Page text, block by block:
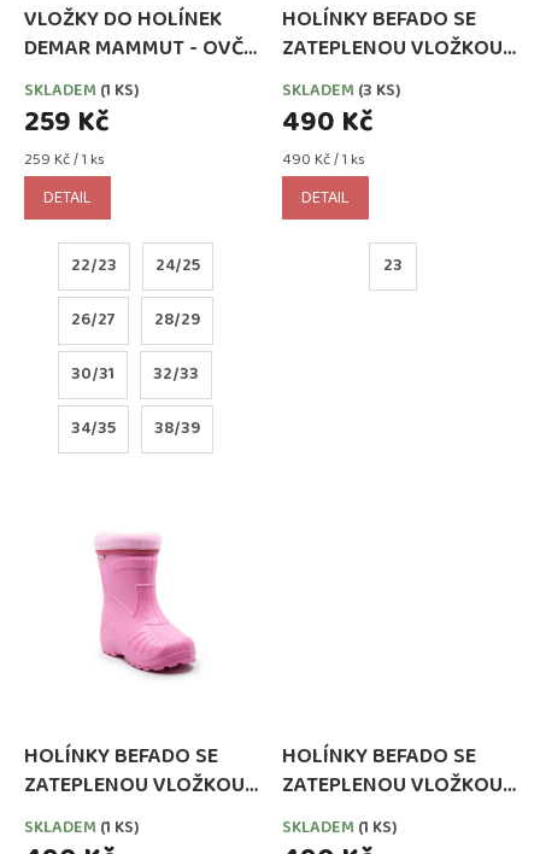
VLOŽKY DO HOLÍNEK
DEMAR MAMMUT - OVČÍ
VLNA
SKLADEM (1 KS)
259 Kč
Měrná
cena:
259 Kč / 1 ks
DETAIL
22/23 24/25
26/27 28/29
30/31 32/33
34/35 38/39
HOLÍNKY BEFADO SE
ZATEPLENOU VLOŽKOU
MODRÉ
SKLADEM (3 KS)
490 Kč
Měrná
cena:
490 Kč / 1 ks
DETAIL
23
HOLÍNKY BEFADO SE
ZATEPLENOU VLOŽKOU
RŮŽOVÉ
SKLADEM (1 KS)
HOLÍNKY BEFADO SE
ZATEPLENOU VLOŽKOU
TMAVĚ MODRÉ
SKLADEM (1 KS)